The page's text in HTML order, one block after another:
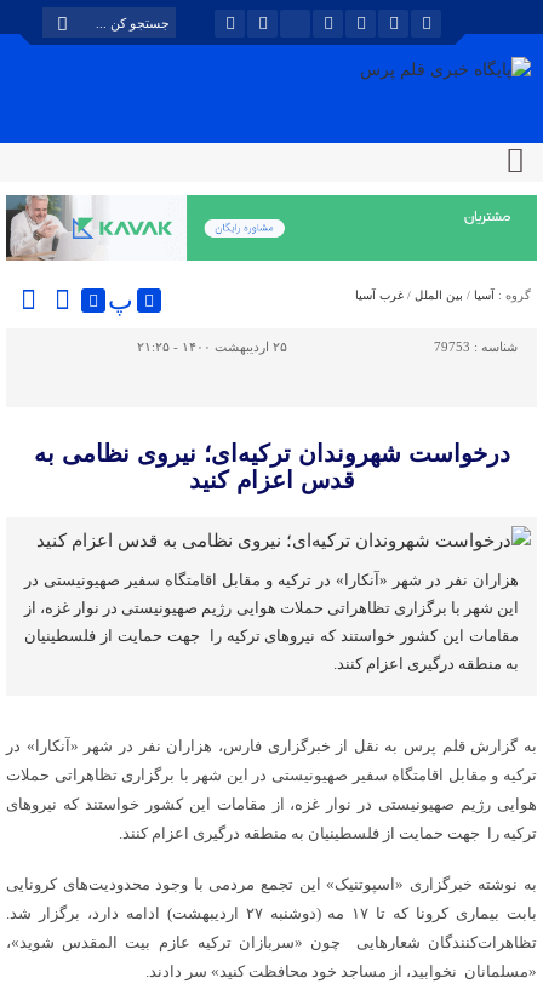
گروه : آسیا / بین الملل / غرب آسیا پ
شناسه : 79753 ۲۵ اردیبهشت ۱۴۰۰ - ۲۱:۲۵
درخواست شهروندان ترکیه‌ای؛ نیروی نظامی به
قدس اعزام کنید
هزاران نفر در شهر «آنکارا» در ترکیه و مقابل اقامتگاه سفیر صهیونیستی در
این شهر با برگزاری تظاهراتی حملات هوایی رژیم صهیونیستی در نوار غزه، از
مقامات این کشور خواستند که نیروهای ترکیه را جهت حمایت از فلسطینیان
به منطقه درگیری اعزام کنند.
به گزارش قلم پرس به نقل از خبرگزاری فارس، هزاران نفر در شهر «آنکارا» در
ترکیه و مقابل اقامتگاه سفیر صهیونیستی در این شهر با برگزاری تظاهراتی حملات
هوایی رژیم صهیونیستی در نوار غزه، از مقامات این کشور خواستند که نیروهای
ترکیه را جهت حمایت از فلسطینیان به منطقه درگیری اعزام کنند.
به نوشته خبرگزاری «اسپوتنیک» این تجمع مردمی با وجود محدودیت‌های کرونایی
بابت بیماری کرونا که تا ۱۷ مه (دوشنبه ۲۷ اردیبهشت) ادامه دارد، برگزار شد.
تظاهرات‌کنندگان شعارهایی چون «سربازان ترکیه عازم بیت المقدس شوید»،
«مسلمانان نخوابید، از مساجد خود محافظت کنید» سر دادند.